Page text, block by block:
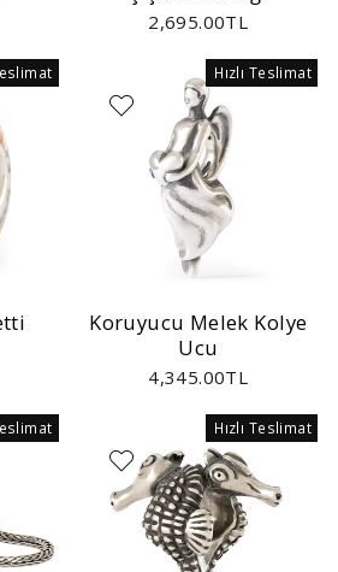
2,695.00TL
Hızlı Teslimat
Koruyucu Melek Kolye
Ucu
4,345.00TL
Hızlı Teslimat